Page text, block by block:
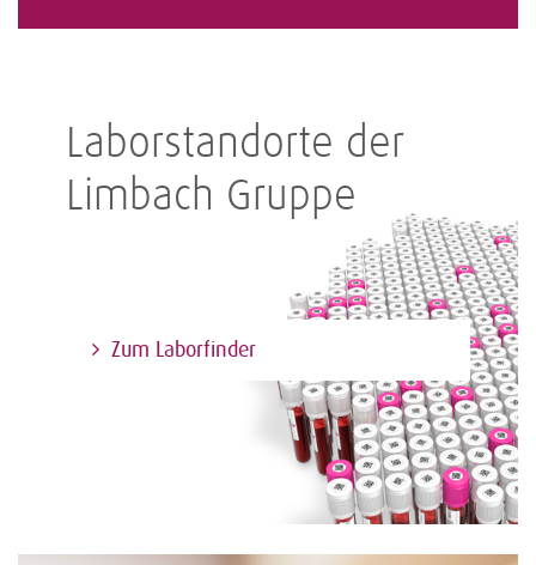
Laborstandorte der
Limbach Gruppe
Zum Laborfinder